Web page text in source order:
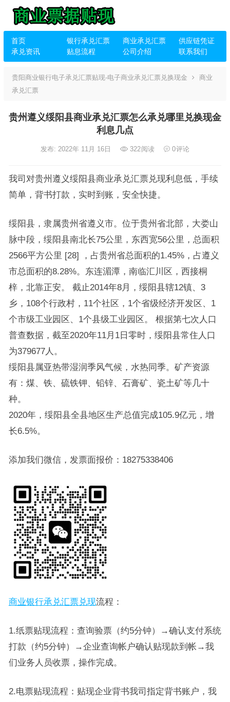
首页 银行承兑汇票 商业承兑汇票
供应链凭证
承兑资讯
贴息流程 公司介绍 联系我们
贵阳商业银行电子承兑汇票贴现-电子商业承兑汇票兑换现金
商业
承兑汇票
贵州遵义绥阳县商业承兑汇票怎么承兑哪里兑换现金
利息几点
发布: 2022年 11月 16日 322阅读 0评论
我司对贵州遵义绥阳县商业承兑汇票兑现利息低，手续
简单，背书打款，实时到账，安全快捷。
绥阳县，隶属贵州省遵义市。位于贵州省北部，大娄山
脉中段，绥阳县南北长75公里，东西宽56公里，总面积
2566平方公里 [28] ，占贵州省总面积的1.45%，占遵义
市总面积的8.28%。东连湄潭，南临汇川区，西接桐
梓，北靠正安。 截止2014年8月，绥阳县辖12镇、3
乡，108个行政村，11个社区，1个省级经济开发区、1
个市级工业园区、1个县级工业园区。 根据第七次人口
普查数据，截至2020年11月1日零时，绥阳县常住人口
为379677人。
绥阳县属亚热带湿润季风气候，水热同季。矿产资源
有：煤、铁、硫铁钾、铅锌、石膏矿、瓷土矿等几十
种。
2020年，绥阳县全县地区生产总值完成105.9亿元，增
长6.5%。
添加我们微信，发票面报价：18275338406
商业银行承兑汇票兑现流程：
1.纸票贴现流程：查询验票（约5分钟）→确认支付系统
打款（约5分钟）→企业查询帐户确认贴现款到帐→我
们业务人员收票，操作完成。
2.电票贴现流程：贴现企业背书我司指定背书账户，我